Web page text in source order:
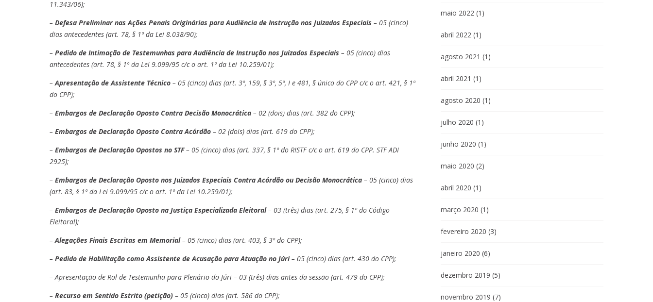
11.343/06);
– Defesa Preliminar nas Ações Penais Originárias para Audiência de Instrução nos Juizados Especiais – 05 (cinco)
dias antecedentes (art. 78, § 1º da Lei 8.038/90);
– Pedido de Intimação de Testemunhas para Audiência de Instrução nos Juizados Especiais – 05 (cinco) dias
antecedentes (art. 78, § 1º da Lei 9.099/95 c/c o art. 1º da Lei 10.259/01);
–Apresentação de Assistente Técnico – 05 (cinco) dias (art. 3º, 159, § 3º, 5º, I e 481, § único do CPP c/c o art. 421, § 1º
do CPP);
– Embargos de Declaração Oposto Contra Decisão Monocrática – 02 (dois) dias (art. 382 do CPP);
– Embargos de Declaração Oposto Contra Acórdão – 02 (dois) dias (art. 619 do CPP);
– Embargos de Declaração Opostos no STF– 05 (cinco) dias (art. 337, § 1º do RISTF c/c o art. 619 do CPP. STF ADI
2925);
– Embargos de Declaração Oposto nos Juizados Especiais Contra Acórdão ou Decisão Monocrática – 05 (cinco) dias
(art. 83, § 1º da Lei 9.099/95 c/c o art. 1º da Lei 10.259/01);
– Embargos de Declaração Oposto na Justiça Especializada Eleitoral– 03 (três) dias (art. 275, § 1º do Código
Eleitoral);
–Alegações Finais Escritas em Memorial– 05 (cinco) dias (art. 403, § 3º do CPP);
– Pedido de Habilitação como Assistente de Acusação para Atuação no Júri– 05 (cinco) dias (art. 430 do CPP);
– Apresentação de Rol de Testemunha para Plenário do Júri – 03 (três) dias antes da sessão (art. 479 do CPP);
– Recurso em Sentido Estrito (petição) – 05 (cinco) dias (art. 586 do CPP);
maio 2022 (1)
abril 2022 (1)
agosto 2021 (1)
abril 2021 (1)
agosto 2020 (1)
julho 2020 (1)
junho 2020 (1)
maio 2020 (2)
abril 2020 (1)
março 2020 (1)
fevereiro 2020 (3)
janeiro 2020 (6)
dezembro 2019 (5)
novembro 2019 (7)